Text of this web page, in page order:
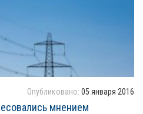
Опубликовано: 05 января 2016
мнением